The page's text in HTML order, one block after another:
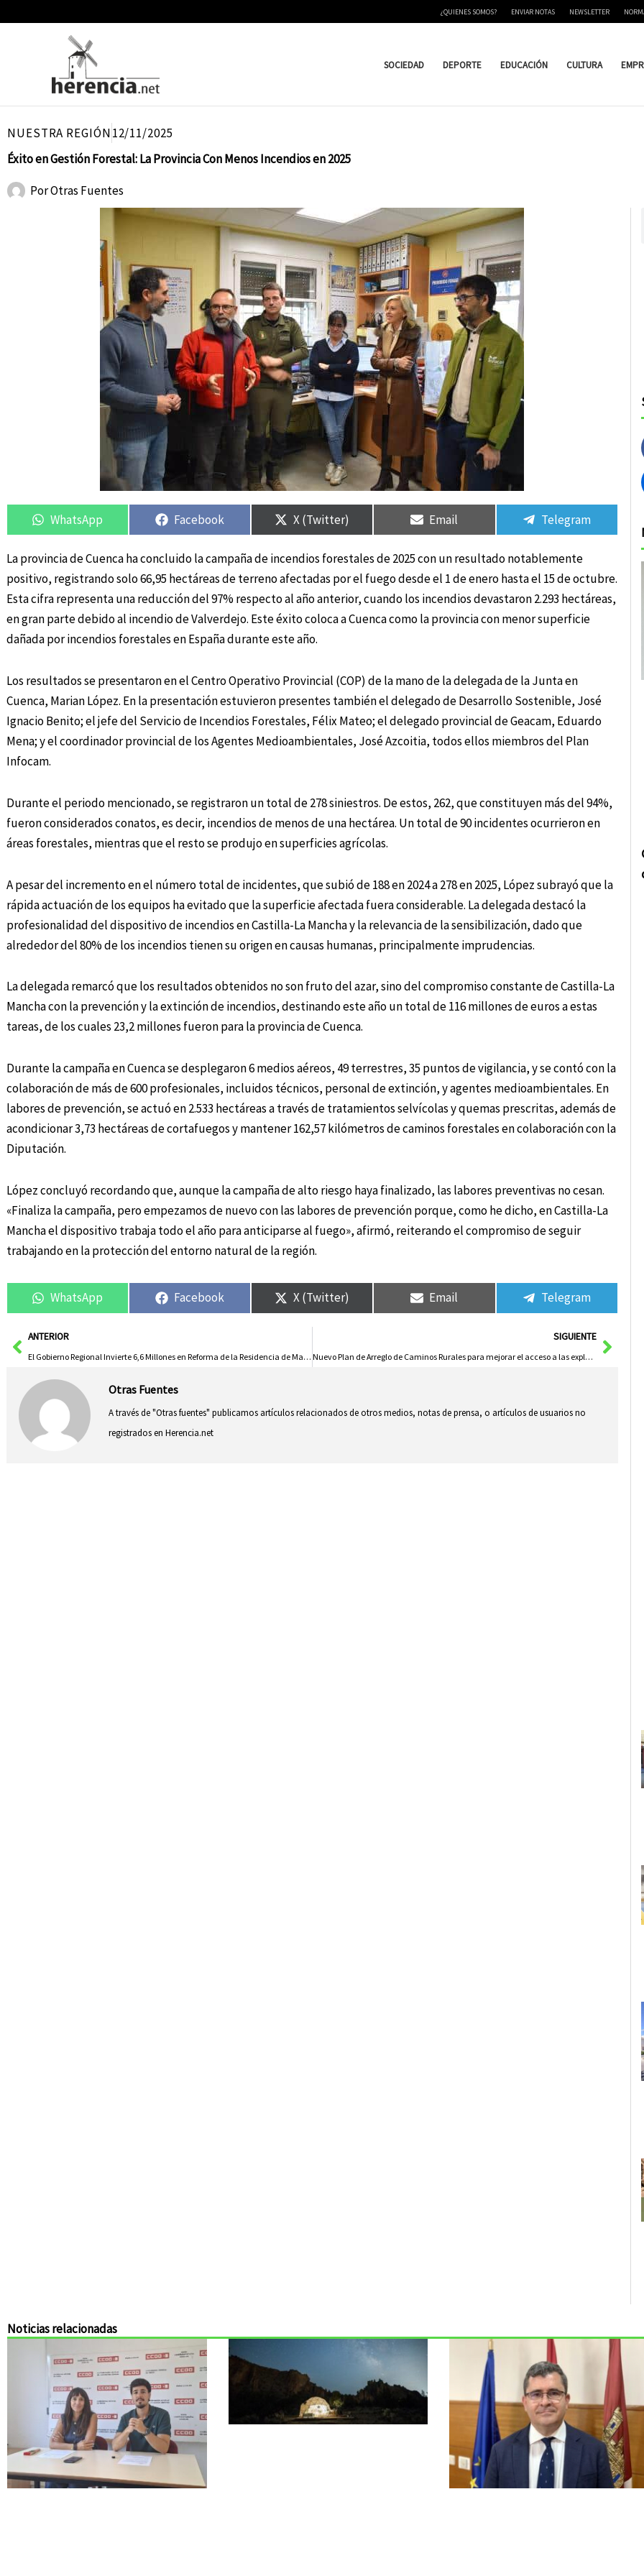
¿QUIENES SOMOS? ENVIAR NOTAS NEWSLETTER
SOCIEDAD DEPORTE EDUCACIÓN CULTURA
NUESTRA REGIÓN12/11/2025
Éxito en Gestión Forestal: La Provincia Con Menos Incendios en 2025
PorOtras Fuentes
Compartir
en
WhatsApp
Compartir
en
Facebook
Compartir
en
X (Twitter)
Compartir
en
Email
en
Telegram
La provincia de Cuenca ha concluido la campaña de incendios forestales de 2025 con un resultado notablemente
positivo, registrando solo 66,95 hectáreas de terreno afectadas por el fuego desde el 1 de enero hasta el 15 de octubre.
Esta cifra representa una reducción del 97% respecto al año anterior, cuando los incendios devastaron 2.293 hectáreas,
en gran parte debido al incendio de Valverdejo. Este éxito coloca a Cuenca como la provincia con menor superficie
dañada por incendios forestales en España durante este año.
Los resultados se presentaron en el Centro Operativo Provincial (COP) de la mano de la delegada de la Junta en
Cuenca, Marian López. En la presentación estuvieron presentes también el delegado de Desarrollo Sostenible, José
Ignacio Benito; el jefe del Servicio de Incendios Forestales, Félix Mateo; el delegado provincial de Geacam, Eduardo
Mena; y el coordinador provincial de los Agentes Medioambientales, José Azcoitia, todos ellos miembros del Plan
Infocam.
Durante el periodo mencionado, se registraron un total de 278 siniestros. De estos, 262, que constituyen más del 94%,
fueron considerados conatos, es decir, incendios de menos de una hectárea. Un total de 90 incidentes ocurrieron en
áreas forestales, mientras que el resto se produjo en superficies agrícolas.
A pesar del incremento en el número total de incidentes, que subió de 188 en 2024 a 278 en 2025, López subrayó que la
rápida actuación de los equipos ha evitado que la superficie afectada fuera considerable. La delegada destacó la
profesionalidad del dispositivo de incendios en Castilla-La Mancha y la relevancia de la sensibilización, dado que
alrededor del 80% de los incendios tienen su origen en causas humanas, principalmente imprudencias.
La delegada remarcó que los resultados obtenidos no son fruto del azar, sino del compromiso constante de Castilla-La
Mancha con la prevención y la extinción de incendios, destinando este año un total de 116 millones de euros a estas
tareas, de los cuales 23,2 millones fueron para la provincia de Cuenca.
Durante la campaña en Cuenca se desplegaron 6 medios aéreos, 49 terrestres, 35 puntos de vigilancia, y se contó con la
colaboración de más de 600 profesionales, incluidos técnicos, personal de extinción, y agentes medioambientales. En
labores de prevención, se actuó en 2.533 hectáreas a través de tratamientos selvícolas y quemas prescritas, además de
acondicionar 3,73 hectáreas de cortafuegos y mantener 162,57 kilómetros de caminos forestales en colaboración con la
Diputación.
López concluyó recordando que, aunque la campaña de alto riesgo haya finalizado, las labores preventivas no cesan.
«Finaliza la campaña, pero empezamos de nuevo con las labores de prevención porque, como he dicho, en Castilla-La
Mancha el dispositivo trabaja todo el año para anticiparse al fuego», afirmó, reiterando el compromiso de seguir
trabajando en la protección del entorno natural de la región.
Compartir
en
WhatsApp
Compartir
en
Facebook
Compartir
en
X (Twitter)
Compartir
en
Email
en
Telegram
AntANTERIOR
El Gobierno Regional Invierte 6,6 Millones en Reforma de la Residencia de Mayores ‘Núñez de Balboa’ en Albacete
SIGUIENTE
Nuevo Plan de Arreglo de Caminos Rurales para mejorar el acceso a las explotaciones agropecuarias y el desarrollo del turismo rural
Otras Fuentes
A través de "Otras fuentes" publicamos artículos relacionados de otros medios, notas de prensa, o artículos de usuarios no
registrados en Herencia.net
Noticias relacionadas